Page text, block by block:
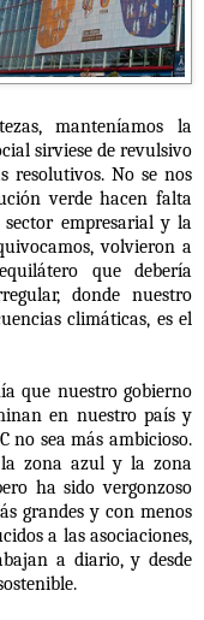
manteníamos la
sirviese de revulsivo
resolutivos. No se nos
verde hacen falta
empresarial y la
volvieron a
que debería
donde nuestro
climáticas, es el
que nuestro gobierno
en nuestro país y
no sea más ambicioso.
zona azul y la zona
ha sido vergonzoso
grandes y con menos
a las asociaciones,
a diario, y desde